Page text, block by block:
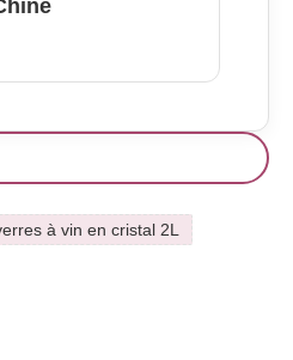
à vin en cristal 2L